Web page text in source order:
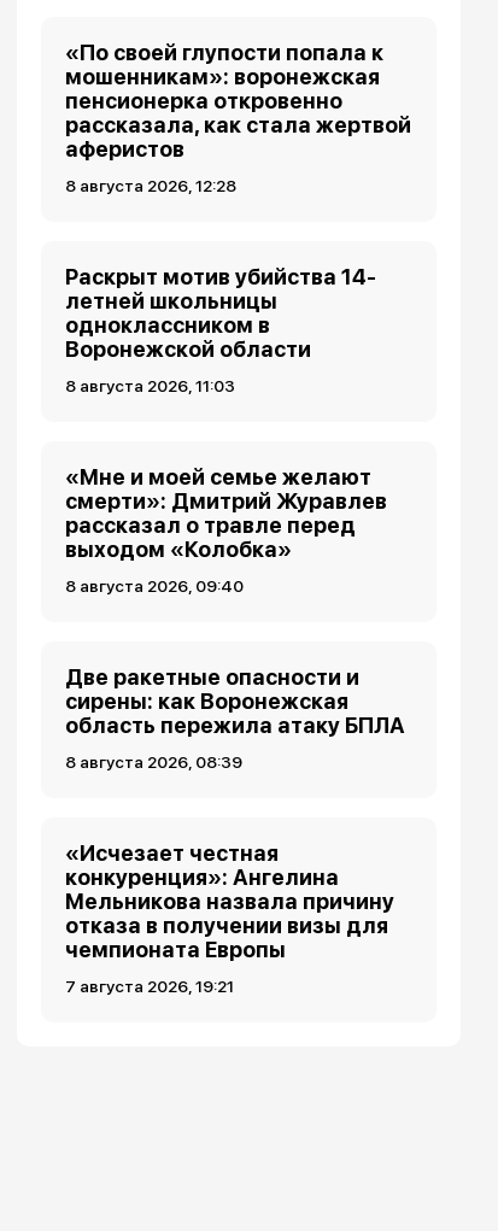
«По своей глупости попала к
мошенникам»: воронежская
пенсионерка откровенно
рассказала, как стала жертвой
аферистов
8 августа 2026, 12:28
Раскрыт мотив убийства 14-
летней школьницы
одноклассником в
Воронежской области
8 августа 2026, 11:03
«Мне и моей семье желают
смерти»: Дмитрий Журавлев
рассказал о травле перед
выходом «Колобка»
8 августа 2026, 09:40
Две ракетные опасности и
сирены: как Воронежская
область пережила атаку БПЛА
8 августа 2026, 08:39
«Исчезает честная
конкуренция»: Ангелина
Мельникова назвала причину
отказа в получении визы для
чемпионата Европы
7 августа 2026, 19:21